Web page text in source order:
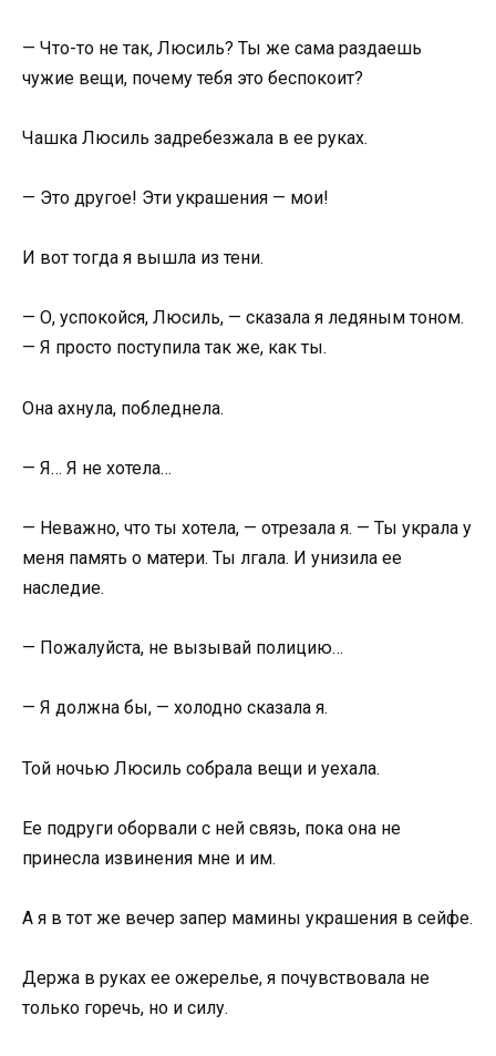
— Что-то не так, Люсиль? Ты же сама раздаешь
чужие вещи, почему тебя это беспокоит?
Чашка Люсиль задребезжала в ее руках.
— Это другое! Эти украшения — мои!
И вот тогда я вышла из тени.
— О, успокойся, Люсиль, — сказала я ледяным тоном.
— Я просто поступила так же, как ты.
Она ахнула, побледнела.
— Я… Я не хотела…
— Неважно, что ты хотела, — отрезала я. — Ты украла у
меня память о матери. Ты лгала. И унизила ее
наследие.
— Пожалуйста, не вызывай полицию…
— Я должна бы, — холодно сказала я.
Той ночью Люсиль собрала вещи и уехала.
Ее подруги оборвали с ней связь, пока она не
принесла извинения мне и им.
А я в тот же вечер запер мамины украшения в сейфе.
Держа в руках ее ожерелье, я почувствовала не
только горечь, но и силу.